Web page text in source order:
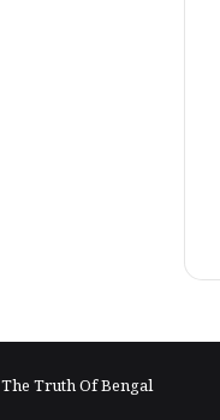
The Truth Of Bengal